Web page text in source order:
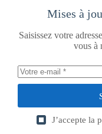
Mises à
Saisissez votre
vous à
J’accepte la